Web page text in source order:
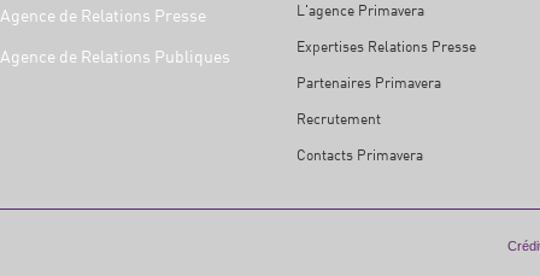
Agence de Relations Presse
Agence de Relations Publiques
L'agence Primavera
Expertises Relations Presse
Partenaires Primavera
Recrutement
Contacts Primavera